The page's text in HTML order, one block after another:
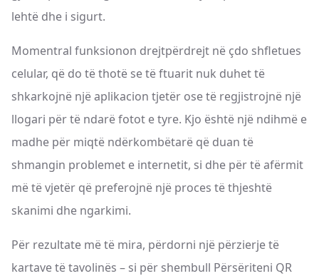
lehtë dhe i sigurt.
Momentral funksionon drejtpërdrejt në çdo shfletues
celular, që do të thotë se të ftuarit nuk duhet të
shkarkojnë një aplikacion tjetër ose të regjistrojnë një
llogari për të ndarë fotot e tyre. Kjo është një ndihmë e
madhe për miqtë ndërkombëtarë që duan të
shmangin problemet e internetit, si dhe për të afërmit
më të vjetër që preferojnë një proces të thjeshtë
skanimi dhe ngarkimi.
Për rezultate më të mira, përdorni një përzierje të
kartave të tavolinës – si për shembull Përsëriteni QR